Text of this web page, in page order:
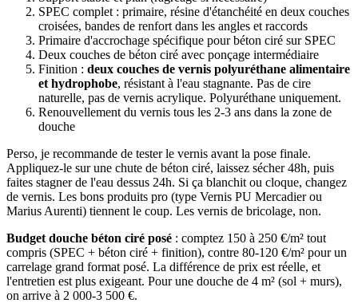
SPEC complet : primaire, résine d'étanchéité en deux couches
croisées, bandes de renfort dans les angles et raccords
Primaire d'accrochage spécifique pour béton ciré sur SPEC
Deux couches de béton ciré avec ponçage intermédiaire
Finition : deux couches de vernis polyuréthane alimentaire
et hydrophobe, résistant à l'eau stagnante. Pas de cire
naturelle, pas de vernis acrylique. Polyuréthane uniquement.
Renouvellement du vernis tous les 2-3 ans dans la zone de
douche
Perso, je recommande de tester le vernis avant la pose finale.
Appliquez-le sur une chute de béton ciré, laissez sécher 48h, puis
faites stagner de l'eau dessus 24h. Si ça blanchit ou cloque, changez
de vernis. Les bons produits pro (type Vernis PU Mercadier ou
Marius Aurenti) tiennent le coup. Les vernis de bricolage, non.
Budget douche béton ciré posé : comptez 150 à 250 €/m² tout
compris (SPEC + béton ciré + finition), contre 80-120 €/m² pour un
carrelage grand format posé. La différence de prix est réelle, et
l'entretien est plus exigeant. Pour une douche de 4 m² (sol + murs),
on arrive à 2 000-3 500 €.